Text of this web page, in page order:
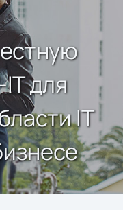
для
IT